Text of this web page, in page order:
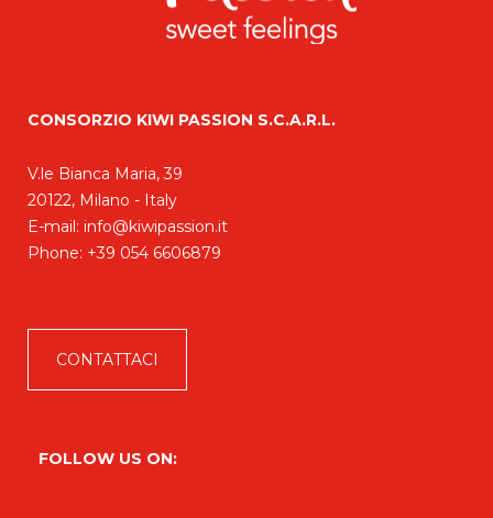
CONSORZIO KIWI PASSION S.C.A.R.L.
V.le Bianca Maria, 39
20122, Milano - Italy
E-mail: info@kiwipassion.it
Phone: +39 054 6606879
CONTATTACI
FOLLOW US ON: